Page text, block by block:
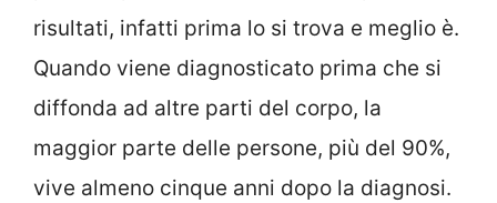
risultati, infatti prima lo si trova e meglio è.
Quando viene diagnosticato prima che si
diffonda ad altre parti del corpo, la
maggior parte delle persone, più del 90%,
vive almeno cinque anni dopo la diagnosi.